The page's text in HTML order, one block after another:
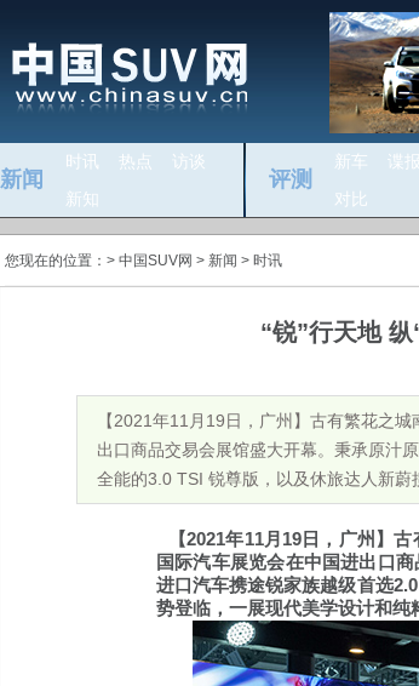
新闻
时讯 热点
访谈
新知
评测
新车 谍报
对比
您现在的位置：> 中国SUV网 > 新闻 > 时讯
“锐”行天地
【2021年11月19日，广州】古有繁花之
出口商品交易会展馆盛大开幕。秉承原汁
全能的3.0 TSI 锐尊版，以及休旅达人新蔚
【2021年11月 19 日 ，广州 】古
国际汽车展览会在中国进出口
进口汽车携途锐家族越级首选
势登临，一展现代美学设计和纯